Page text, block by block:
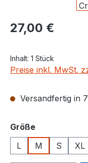
Regulärer Preis:
27,00 €
Inhalt: 1 Stück
Preise inkl. MwSt.
Versandfertig in
Größeauswählen
L
M S XL